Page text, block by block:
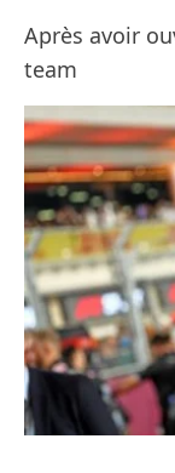
Après avoir
team